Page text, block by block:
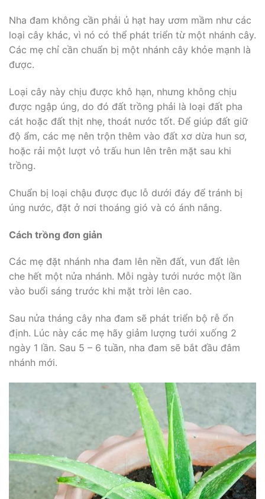
Nha đam không cần phải ủ hạt hay ươm mầm như các
loại cây khác, vì nó có thể phát triển từ một nhánh cây.
Các mẹ chỉ cần chuẩn bị một nhánh cây khỏe mạnh là
được.
Loại cây này chịu được khô hạn, nhưng không chịu
được ngập úng, do đó đất trồng phải là loại đất pha
cát hoặc đất thịt nhẹ, thoát nước tốt. Để giúp đất giữ
độ ẩm, các mẹ nên trộn thêm vào đất xơ dừa hun sơ,
hoặc rải một lượt vỏ trấu hun lên trên mặt sau khi
trồng.
Chuẩn bị loại chậu được đục lỗ dưới đáy để tránh bị
úng nước, đặt ở nơi thoáng gió và có ánh nắng.
Cách trồng đơn giản
Các mẹ đặt nhánh nha đam lên nền đất, vun đất lên
che hết một nửa nhánh. Mỗi ngày tưới nước một lần
vào buổi sáng trước khi mặt trời lên cao.
Sau nửa tháng cây nha đam sẽ phát triển bộ rễ ổn
định. Lúc này các mẹ hãy giảm lượng tưới xuống 2
ngày 1 lần. Sau 5 – 6 tuần, nha đam sẽ bắt đầu đâm
nhánh mới.